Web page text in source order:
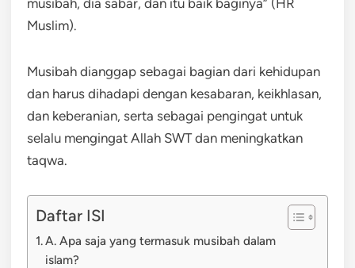
musibah, dia sabar, dan itu baik baginya” (HR
Muslim).
Musibah dianggap sebagai bagian dari kehidupan
dan harus dihadapi dengan kesabaran, keikhlasan,
dan keberanian, serta sebagai pengingat untuk
selalu mengingat Allah SWT dan meningkatkan
taqwa.
Daftar ISI
A. Apa saja yang termasuk musibah dalam
islam?